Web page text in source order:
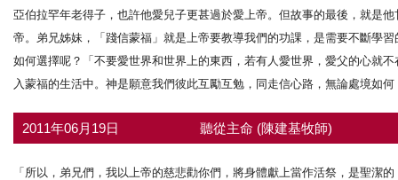
亞伯拉罕年老得子，也許他愛兒子更甚過於愛上帝。但故事的最後，就是
帝。弟兄姊妹，「踐信蒙福」就是上帝要教導我們的功課，是需要不斷學
如何選擇呢？「不要愛世界和世界上的東西，若有人愛世界，愛父的心就
入蒙福的生活中。神是願意我們彼此互勵互勉，同走信心路，無論處境如
2011年06月19日 聽從主命 (陳建基牧師)
「所以，弟兄們，我以上帝的慈悲勸你們，將身體獻上當作活祭，是聖潔